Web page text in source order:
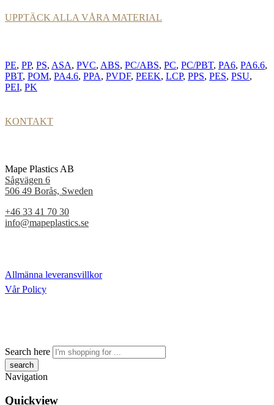
UPPTÄCK ALLA VÅRA MATERIAL
PE, PP, PS, ASA, PVC, ABS, PC/ABS, PC, PC/PBT, PA6, PA6.6,
PBT, POM, PA4.6, PPA, PVDF, PEEK, LCP, PPS, PES, PSU,
PEI, PK
KONTAKT
Mape Plastics AB
Sågvägen 6
506 49 Borås, Sweden
+46 33 41 70 30
info@mapeplastics.se
Allmänna leveransvillkor
Vår Policy
Search here
Navigation
Quickview